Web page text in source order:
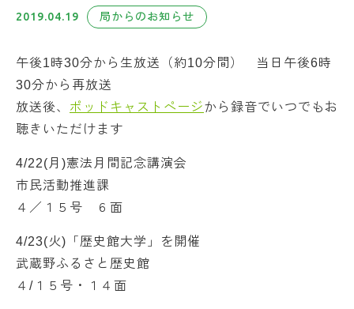
2019.04.19 局からのお知らせ
午後1時30分から生放送（約10分間） 当日午後6時
30分から再放送
放送後、 ポッドキャストページから録音でいつでもお
聴きいただけます
4/22(月)憲法月間記念講演会
市民活動推進課
４／１５号 ６面
4/23(火)「歴史館大学」を開催
武蔵野ふるさと歴史館
４/１５号・１４面